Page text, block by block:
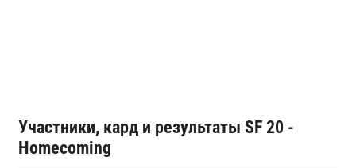
Участники, кард и результаты SF 20 -
Homecoming